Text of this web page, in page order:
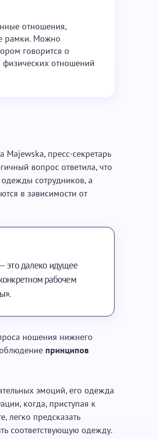
отношения,
рамки. Можно
говорится о
физических отношений
пресс-секретарь
вопрос ответила, что
одежды сотрудников, а
в зависимости от
это далеко идущее
рабочем
ношения нижнего
принципов
эмоций, его одежда
когда, приступая к
легко предсказать
соответствующую одежду.